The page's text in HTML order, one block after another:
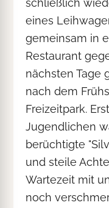
schließlich
eines
gemeinsam in
Restaurant
nächsten Tage
nach dem
Freizeitpark.
Jugendlichen
berüchtigte
und steile
Wartezeit mit
noch